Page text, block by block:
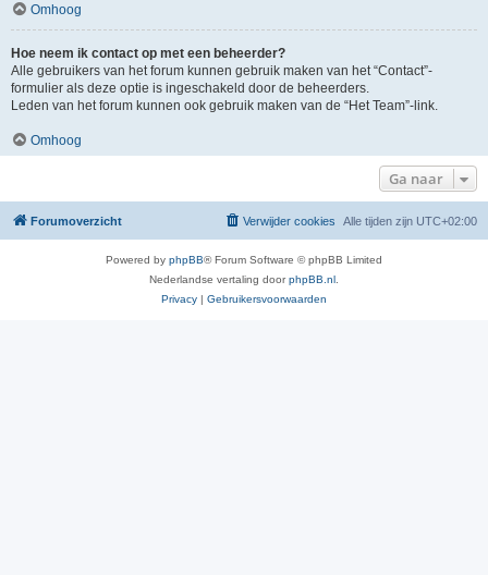
Omhoog
Hoe neem ik contact op met een beheerder?
Alle gebruikers van het forum kunnen gebruik maken van het “Contact”-
formulier als deze optie is ingeschakeld door de beheerders.
Leden van het forum kunnen ook gebruik maken van de “Het Team”-link.
Omhoog
Ga naar
Forumoverzicht Alle tijden zijn UTC+02:00
Verwijder cookies
Powered by phpBB® Forum Software © phpBB Limited
Nederlandse vertaling doorphpBB.nl
Privacy | Gebruikersvoorwaarden